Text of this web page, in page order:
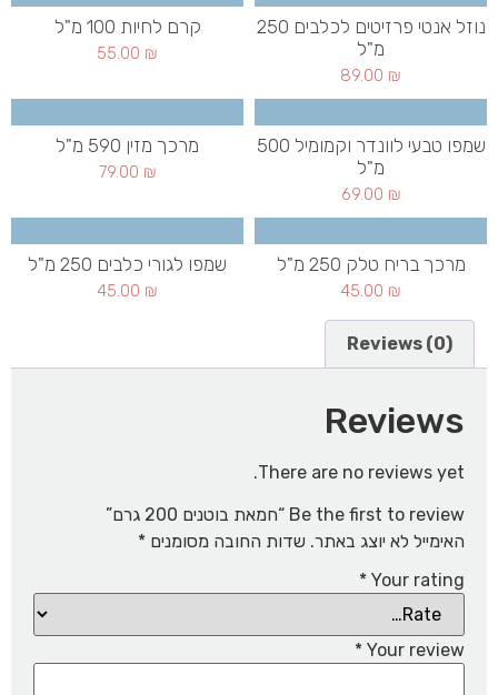
נוזל אנטי פרזיטים לכלבים 250
מ"ל
89.00 ₪
קרם לחיות 100 מ"ל
55.00 ₪
שמפו טבעי לוונדר וקמומיל 500
מ"ל
69.00 ₪
מרכך מזין 590 מ"ל
79.00 ₪
מרכך בריח טלק 250 מ"ל
45.00 ₪
שמפו לגורי כלבים 250 מ"ל
45.00 ₪
Reviews (0)
Reviews
There are no reviews yet.
Be the first to review “חמאת בוטנים 200 גרם”
האימייל לא יוצג באתר. שדות החובה מסומנים *
Your rating
*
Your review
*